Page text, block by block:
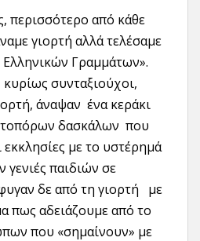
περισσότερο από κάθε
γιορτή αλλά τελέσαμε
Γραμμάτων».
κυρίως συνταξιούχοι,
άναψαν ένα κεράκι
δασκάλων που
εκκλησίες με το υστέρημά
παιδιών σε
δε από τη γιορτή με
πως αδειάζουμε από το
που «σημαίνουν» με